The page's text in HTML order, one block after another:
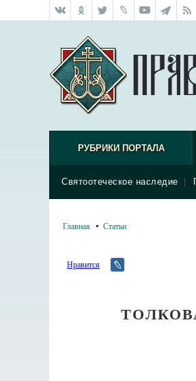
РУБРИКИ ПОРТАЛА
Святоотеческое наследие
Главная Статьи
Нравится